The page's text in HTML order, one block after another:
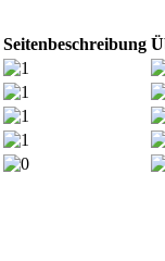
Seitenbeschreibung